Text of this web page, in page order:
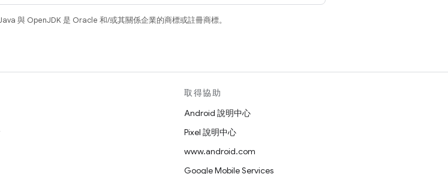
與 OpenJDK 是 Oracle 和/或其關係企業的商標或註冊商標。
取得協助
Android 說明中心
Pixel 說明中心
www.android.com
Google Mobile Services